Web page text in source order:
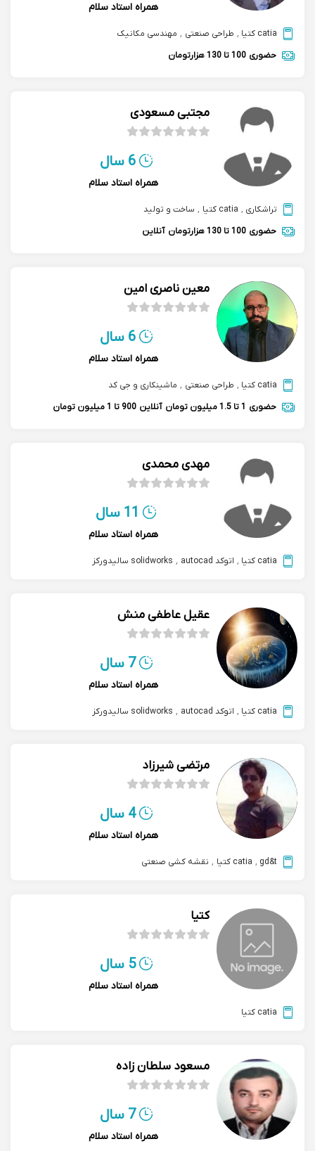
همراه استاد سلام
catia کتیا , طراحی صنعتی , مهندسی مکانیک
حضوری 100 تا 130 هزارتومان
مجتبی مسعودی
6 سال
همراه استاد سلام
تراشکاری , catia کتیا , ساخت و تولید
حضوری 100 تا 130 هزارتومان آنلاین
معین ناصری امین
6 سال
همراه استاد سلام
catia کتیا , طراحی صنعتی , ماشینکاری و جی کد
حضوری 1 تا 1.5 میلیون تومان آنلاین 900 تا 1 میلیون تومان
مهدی محمدی
11 سال
همراه استاد سلام
catia کتیا , اتوکد autocad , solidworks سالیدورکز
عقیل عاطفی منش
7 سال
همراه استاد سلام
catia کتیا , اتوکد autocad , solidworks سالیدورکز
مرتضی شیرزاد
4 سال
همراه استاد سلام
gd&t
, catia کتیا , نقشه کشی صنعتی
کتیا
5 سال
همراه استاد سلام
catia کتیا
مسعود سلطان زاده
7 سال
همراه استاد سلام